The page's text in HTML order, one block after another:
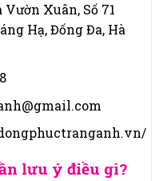
Xuân, Số 71
Hạ, Đống Đa, Hà
lưu ý điều gì?